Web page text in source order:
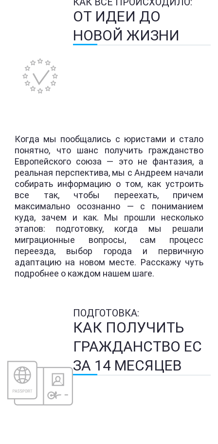
ОТ ИДЕИ ДО
НОВОЙ ЖИЗНИ
Когда мы пообщались с юристами и стало
понятно, что шанс получить гражданство
Европейского союза — это не фантазия, а
реальная перспектива, мы с Андреем начали
собирать информацию о том, как устроить
все так, чтобы переехать, причем
максимально осознанно — с пониманием
куда, зачем и как. Мы прошли несколько
этапов: подготовку, когда мы решали
миграционные вопросы, сам процесс
переезда, выбор города и первичную
адаптацию на новом месте. Расскажу чуть
подробнее о каждом нашем шаге.
ПОДГОТОВКА:
КАК ПОЛУЧИТЬ
ГРАЖДАНСТВО ЕС
ЗА 14 МЕСЯЦЕВ